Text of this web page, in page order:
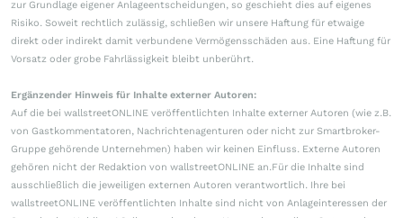
zur Grundlage eigener Anlageentscheidungen, so geschieht dies auf eigenes
Risiko. Soweit rechtlich zulässig, schließen wir unsere Haftung für etwaige
direkt oder indirekt damit verbundene Vermögensschäden aus. Eine Haftung für
Vorsatz oder grobe Fahrlässigkeit bleibt unberührt.
Ergänzender Hinweis für Inhalte externer Autoren:
Auf die bei wallstreetONLINE veröffentlichten Inhalte externer Autoren (wie z.B.
von Gastkommentatoren, Nachrichtenagenturen oder nicht zur Smartbroker-
Gruppe gehörende Unternehmen) haben wir keinen Einfluss. Externe Autoren
gehören nicht der Redaktion von wallstreetONLINE an.Für die Inhalte sind
ausschließlich die jeweiligen externen Autoren verantwortlich. Ihre bei
wallstreetONLINE veröffentlichten Inhalte sind nicht von Anlageinteressen der